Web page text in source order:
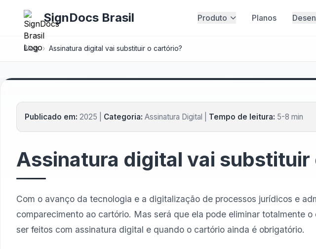
SignDocs Brasil Produto Planos
Blog › Assinatura digital vai substituir o cartório?
Publicado em: 2025 | Categoria: Assinatura Digital | Tempo de leitura: 5-8 min
Assinatura digital vai
Com o avanço da tecnologia e a digitalização de processos jurídicos e
comparecimento ao cartório. Mas será que ela pode eliminar totalmente
ser feitos com assinatura digital e quando o cartório ainda é obrigatório.